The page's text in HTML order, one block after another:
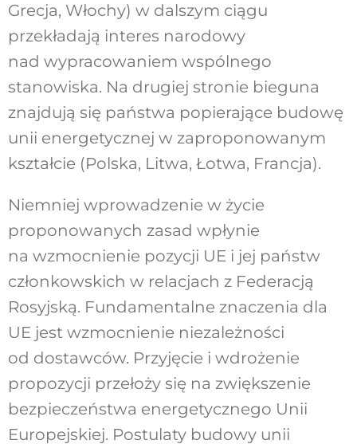
Grecja, Włochy) w dalszym ciągu
przekładają interes narodowy
nad wypracowaniem wspólnego
stanowiska. Na drugiej stronie bieguna
znajdują się państwa popierające budowę
unii energetycznej w zaproponowanym
kształcie (Polska, Litwa, Łotwa, Francja).
Niemniej wprowadzenie w życie
proponowanych zasad wpłynie
na wzmocnienie pozycji UE i jej państw
członkowskich w relacjach z Federacją
Rosyjską. Fundamentalne znaczenia dla
UE jest wzmocnienie niezależności
od dostawców. Przyjęcie i wdrożenie
propozycji przełoży się na zwiększenie
bezpieczeństwa energetycznego Unii
Europejskiej. Postulaty budowy unii